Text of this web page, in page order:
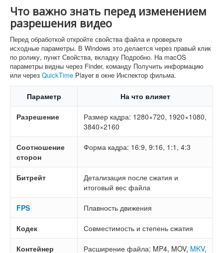
Что важно знать перед изменением
разрешения видео
Перед обработкой откройте свойства файла и проверьте
исходные параметры. В Windows это делается через правый клик
по ролику, пункт Свойства, вкладку Подробно. На macOS
параметры видны через Finder, команду Получить информацию
или через QuickTime Player в окне Инспектор фильма.
Параметр На что влияет
Разрешение
Размер кадра: 1280×720, 1920×1080,
3840×2160
Соотношение
сторон
Форма кадра: 16:9, 9:16, 1:1, 4:3
Битрейт
Детализация после сжатия и
итоговый вес файла
FPS Плавность движения
Кодек Совместимость и степень сжатия
Контейнер Расширение файла: MP4, MOV, MKV,